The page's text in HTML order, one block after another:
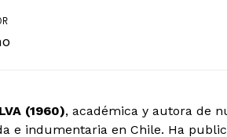
(1960), académica y autora de
e indumentaria en Chile. Ha